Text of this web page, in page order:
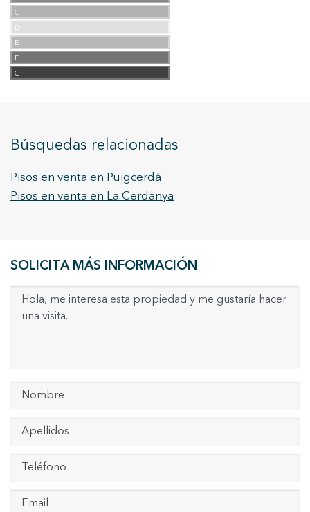
C
D
E
F
G
Búsquedas relacionadas
Pisos en venta en Puigcerdà
Pisos en venta en La Cerdanya
SOLICITA MÁS INFORMACIÓN